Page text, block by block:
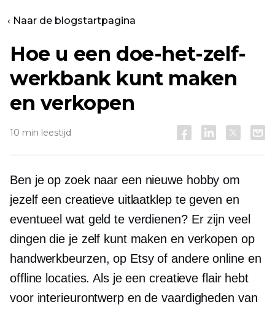
‹ Naar de blogstartpagina
Hoe u een doe-het-zelf-
werkbank kunt maken
en verkopen
10 min leestijd
Ben je op zoek naar een nieuwe hobby om
jezelf een creatieve uitlaatklep te geven en
eventueel wat geld te verdienen? Er zijn veel
dingen die je zelf kunt maken en verkopen op
handwerkbeurzen, op Etsy of andere online en
offline locaties. Als je een creatieve flair hebt
voor interieurontwerp en de vaardigheden van